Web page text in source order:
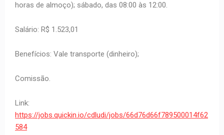
horas de almoço); sábado, das 08:00 às 12:00.
Salário: R$ 1.523,01
Benefícios: Vale transporte (dinheiro);
Comissão.
Link:
https://jobs.quickin.io/cdludi/jobs/66d76d66f789500014f62
584